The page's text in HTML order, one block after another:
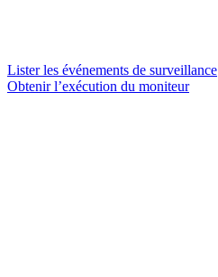
Lister les événements de surveillance
Obtenir l’exécution du moniteur